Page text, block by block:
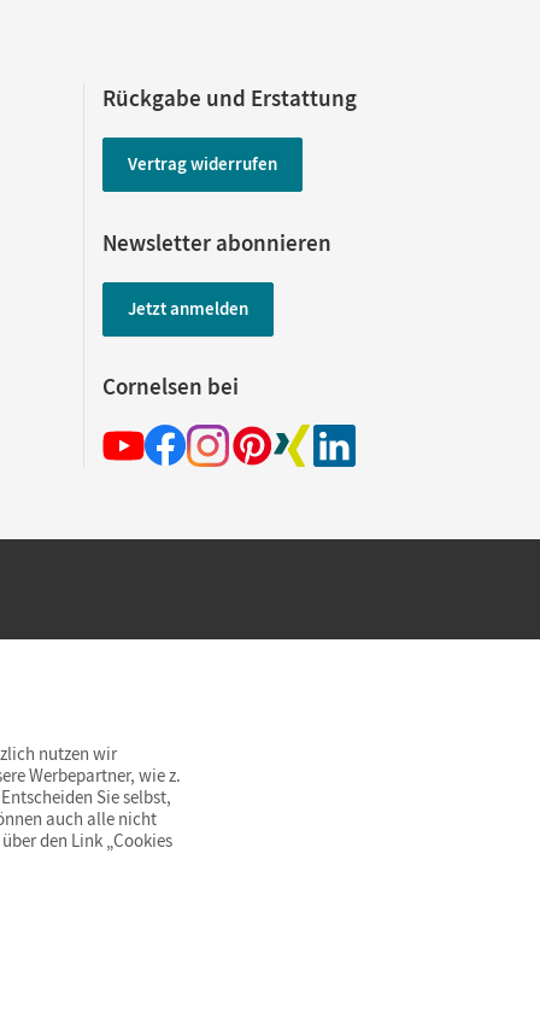
Rückgabe und Erstattung
Vertrag widerrufen
Newsletter abonnieren
Jetzt anmelden
Cornelsen bei
innerhalb Deutschlands
nutzen wir
Werbepartner, wie z.
Sie selbst,
auch alle nicht
den Link „Cookies